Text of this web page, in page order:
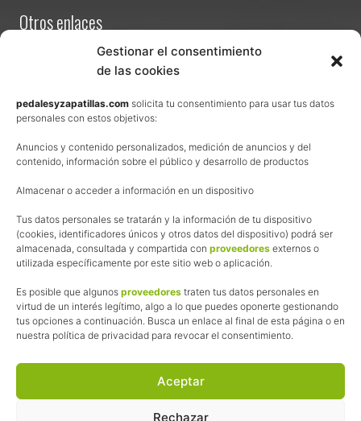
Gestionar el consentimiento
de las cookies
pedalesyzapatillas.com solicita tu consentimiento para usar tus datos
personales con estos objetivos:
Anuncios y contenido personalizados, medición de anuncios y del
contenido, información sobre el público y desarrollo de productos
Almacenar o acceder a información en un dispositivo
Tus datos personales se tratarán y la información de tu dispositivo
(cookies, identificadores únicos y otros datos del dispositivo) podrá ser
almacenada, consultada y compartida con proveedores externos o
utilizada específicamente por este sitio web o aplicación.
Es posible que algunos proveedores traten tus datos personales en
virtud de un interés legítimo, algo a lo que puedes oponerte gestionando
tus opciones a continuación. Busca un enlace al final de esta página o en
nuestra política de privacidad para revocar el consentimiento.
Aceptar
Rechazar
Otros enlaces
Términos y condiciones de venta
Política de privacidad
Política de cookies
Afiliación
La web de Pedalesyzapatillas utiliza programas de afiliación.
¿Qué significa esto?
Cuando recomiendo algún producto, pongo enlaces a tiendas
online que utilizo y, por cada compra que realizas, me llevo
una comisión sin que a ti te cueste más dinero.
Esas comisiones me permiten seguir manteniendo esta web,
las inscripciones a muchas de las marchas para después
Siempre escribo sobre productos y tiendas que he probado